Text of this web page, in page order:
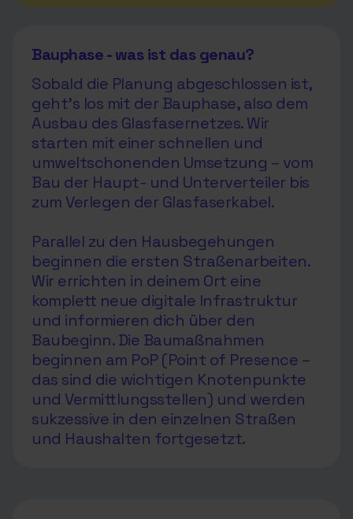
Bauphase - was ist das genau?
Sobald die Planung abgeschlossen ist,
geht’s los mit der Bauphase, also dem
Ausbau des Glasfasernetzes. Wir
starten mit einer schnellen und
umweltschonenden Umsetzung – vom
Bau der Haupt- und Unterverteiler bis
zum Verlegen der Glasfaserkabel.
Parallel zu den Hausbegehungen
beginnen die ersten Straßenarbeiten.
Wir errichten in deinem Ort eine
komplett neue digitale Infrastruktur
und informieren dich über den
Baubeginn. Die Baumaßnahmen
beginnen am PoP (Point of Presence –
das sind die wichtigen Knotenpunkte
und Vermittlungsstellen) und werden
sukzessive in den einzelnen Straßen
und Haushalten fortgesetzt.